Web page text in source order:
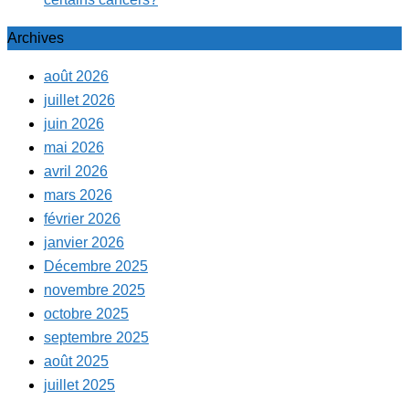
Archives
août 2026
juillet 2026
juin 2026
mai 2026
avril 2026
mars 2026
février 2026
janvier 2026
Décembre 2025
novembre 2025
octobre 2025
septembre 2025
août 2025
juillet 2025